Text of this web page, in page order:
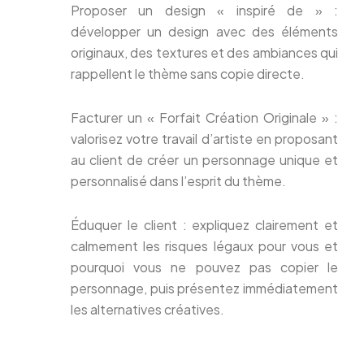
Proposer un design « inspiré de » :
développer un design avec des éléments
originaux, des textures et des ambiances qui
rappellent le thème sans copie directe.
Facturer un « Forfait Création Originale » :
valorisez votre travail d’artiste en proposant
au client de créer un personnage unique et
personnalisé dans l’esprit du thème.
Éduquer le client : expliquez clairement et
calmement les risques légaux pour vous et
pourquoi vous ne pouvez pas copier le
personnage, puis présentez immédiatement
les alternatives créatives.